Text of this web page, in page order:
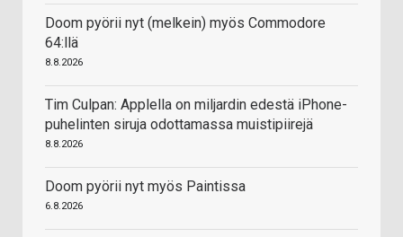
Doom pyörii nyt (melkein) myös Commodore
64:llä
8.8.2026
Tim Culpan: Applella on miljardin edestä iPhone-
puhelinten siruja odottamassa muistipiirejä
8.8.2026
Doom pyörii nyt myös Paintissa
6.8.2026